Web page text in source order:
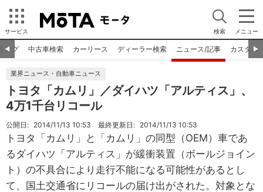
サービス 検索 メニュー
◀︎ ▶︎
ログ 中古車検索 カーリース ディーラー検索 ニュース/記事 カスタム
業界ニュース・自動車ニュース
トヨタ「カムリ」／ダイハツ「アルティス」、
4万1千台リコール
公開日: 2014/11/13 10:53 最終更新日: 2014/11/13 10:53
トヨタ「カムリ」と「カムリ」の同型（OEM）車であ
るダイハツ「アルティス」が緩衝装置（ボールジョイン
ト）の不具合により走行不能になる可能性があるとし
て、国土交通省にリコールの届け出がされた。対象とな